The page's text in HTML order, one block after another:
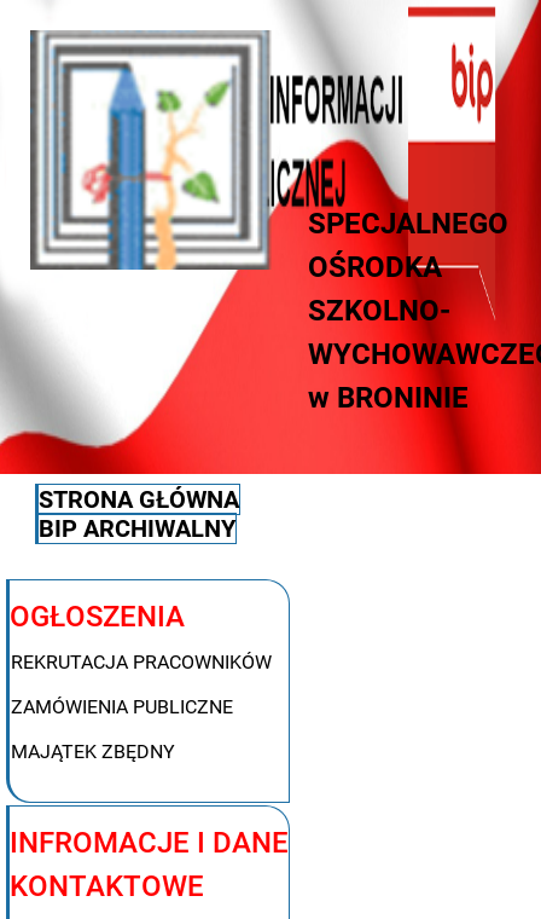
SPECJALNEGO
OŚRODKA
SZKOLNO-
w BRONINIE
STRONA GŁÓWNA
BIP ARCHIWALNY
OGŁOSZENIA
REKRUTACJA PRACOWNIKÓW
ZAMÓWIENIA PUBLICZNE
MAJĄTEK ZBĘDNY
INFROMACJE I DANE
KONTAKTOWE